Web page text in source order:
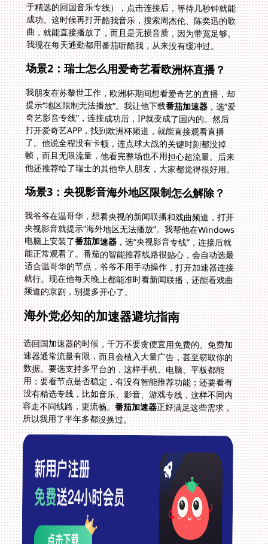
我现在每天通勤都用番茄听酷我，从来没有缓冲过。
场景2：瑞士怎么用爱奇艺看欧洲杯直播？
我朋友在苏黎世工作，欧洲杯期间想看爱奇艺的直播，却
提示“地区限制无法播放”。我让他下载番茄加速器，选“爱
奇艺影音专线”，连接成功后，IP就变成了国内的。然后
打开爱奇艺APP，找到欧洲杯频道，就能直接观看直播
了。他说全程没有卡顿，连点球大战的关键时刻都没掉
帧，而且无限流量，他看完整场也不用担心超流量。后来
他还推荐给了瑞士的其他华人朋友，大家都觉得很好用。
场景3：央视影音海外地区限制怎么解除？
我爷爷在温哥华，想看央视的新闻联播和戏曲频道，打开
央视影音就提示“海外地区无法播放”。我帮他在Windows
电脑上安装了番茄加速器，选“央视影音专线”，连接后就
能正常观看了。番茄的智能推荐线路很贴心，会自动选最
适合温哥华的节点，爷爷不用手动操作，打开加速器连接
就行。现在他每天晚上都能准时看新闻联播，还能看戏曲
频道的京剧，别提多开心了。
海外党必知的加速器避坑指南
选回国加速器的时候，千万不要贪便宜用免费的。免费加
速器通常流量有限，而且会植入大量广告，甚至窃取你的
数据。要选支持多平台的，这样手机、电脑、平板都能
用；要看节点是否稳定，有没有智能推荐功能；还要看有
没有精选专线，比如音乐、影音、游戏专线，这样不同内
容走不同线路，更流畅。番茄加速器正好满足这些需求，
所以我用了半年多都没换过。